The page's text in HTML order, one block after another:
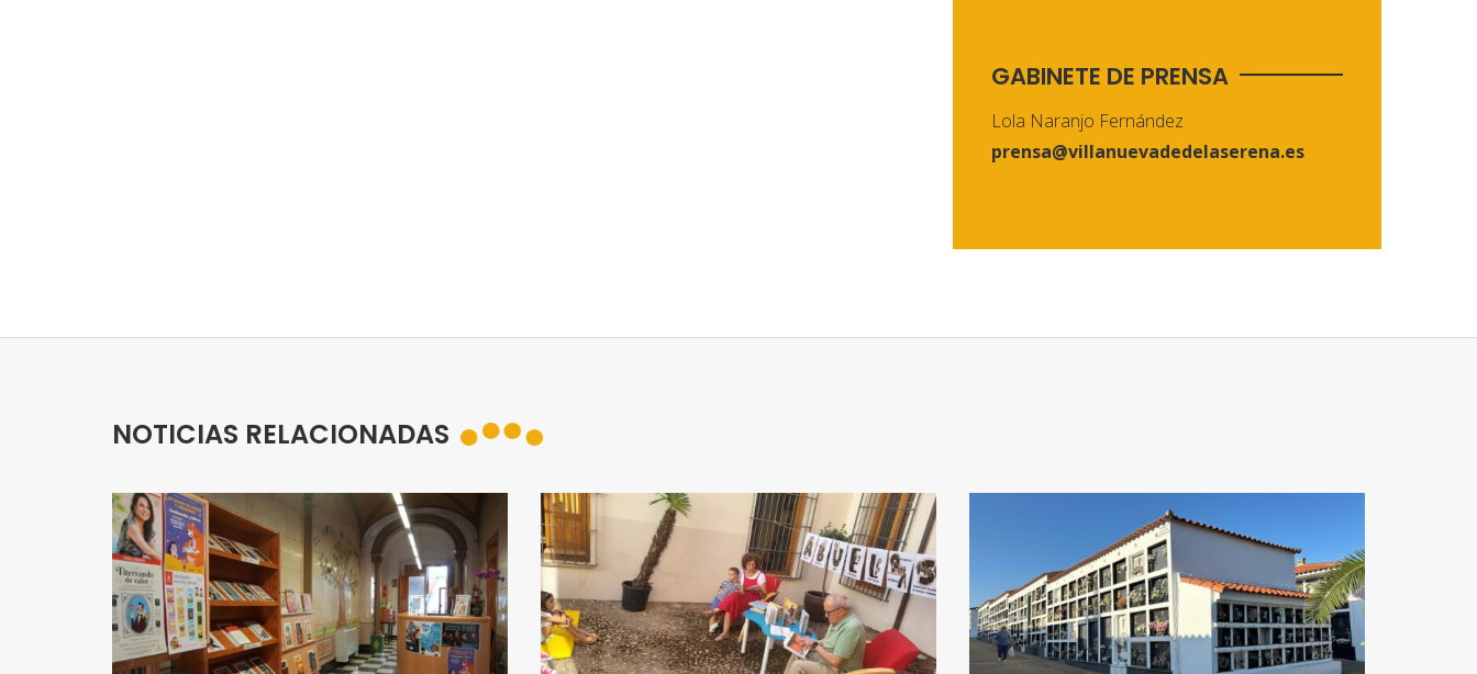
GABINETE DE PRENSA
Lola Naranjo Fernández
prensa@villanuevadedelaserena.es
NOTICIAS RELACIONADAS